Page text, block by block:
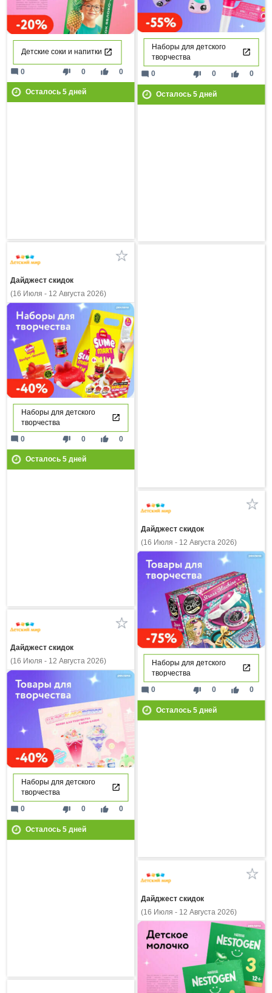
Детские соки и напитки
thumb_down 0 thumb_up 0
mode_comment 0
Осталось 5дней
Наборы для детского
творчества
thumb_down 0 thumb_up 0
mode_comment 0
Осталось 5дней
Дайджест скидок
(16 Июля - 12 Августа 2026)
Наборы для детского
творчества
thumb_down 0 thumb_up 0
mode_comment 0
Осталось 5дней
Дайджест скидок
(16 Июля - 12 Августа 2026)
Наборы для детского
творчества
thumb_down 0 thumb_up 0
mode_comment 0
Осталось 5дней
Дайджест скидок
(16 Июля - 12 Августа 2026)
Наборы для детского
творчества
thumb_down 0 thumb_up 0
mode_comment 0
Осталось 5дней
Дайджест скидок
(16 Июля - 12 Августа 2026)